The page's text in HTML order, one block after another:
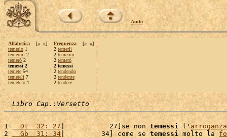
Aiuto
Alfabetica [« »]
temerlo 1
temermi 2
temerò 2
temessi 2
temete 54
temeteli 7
temetelo 1
Frequenza [« »]
2 temerli
2 temermi
2 temerò
2 temessi
2 tendendo
2 tendente
2 tendere
Libro Cap.:Versetto
1
  Dt  32: 27
|           27]se non temessi l'arroganza
2
  Gb  31: 34
|         34] come se temessi molto la